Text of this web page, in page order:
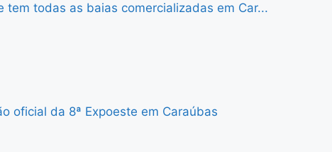
tem todas as baias comercializadas em Car...
oficial da 8ª Expoeste em Caraúbas